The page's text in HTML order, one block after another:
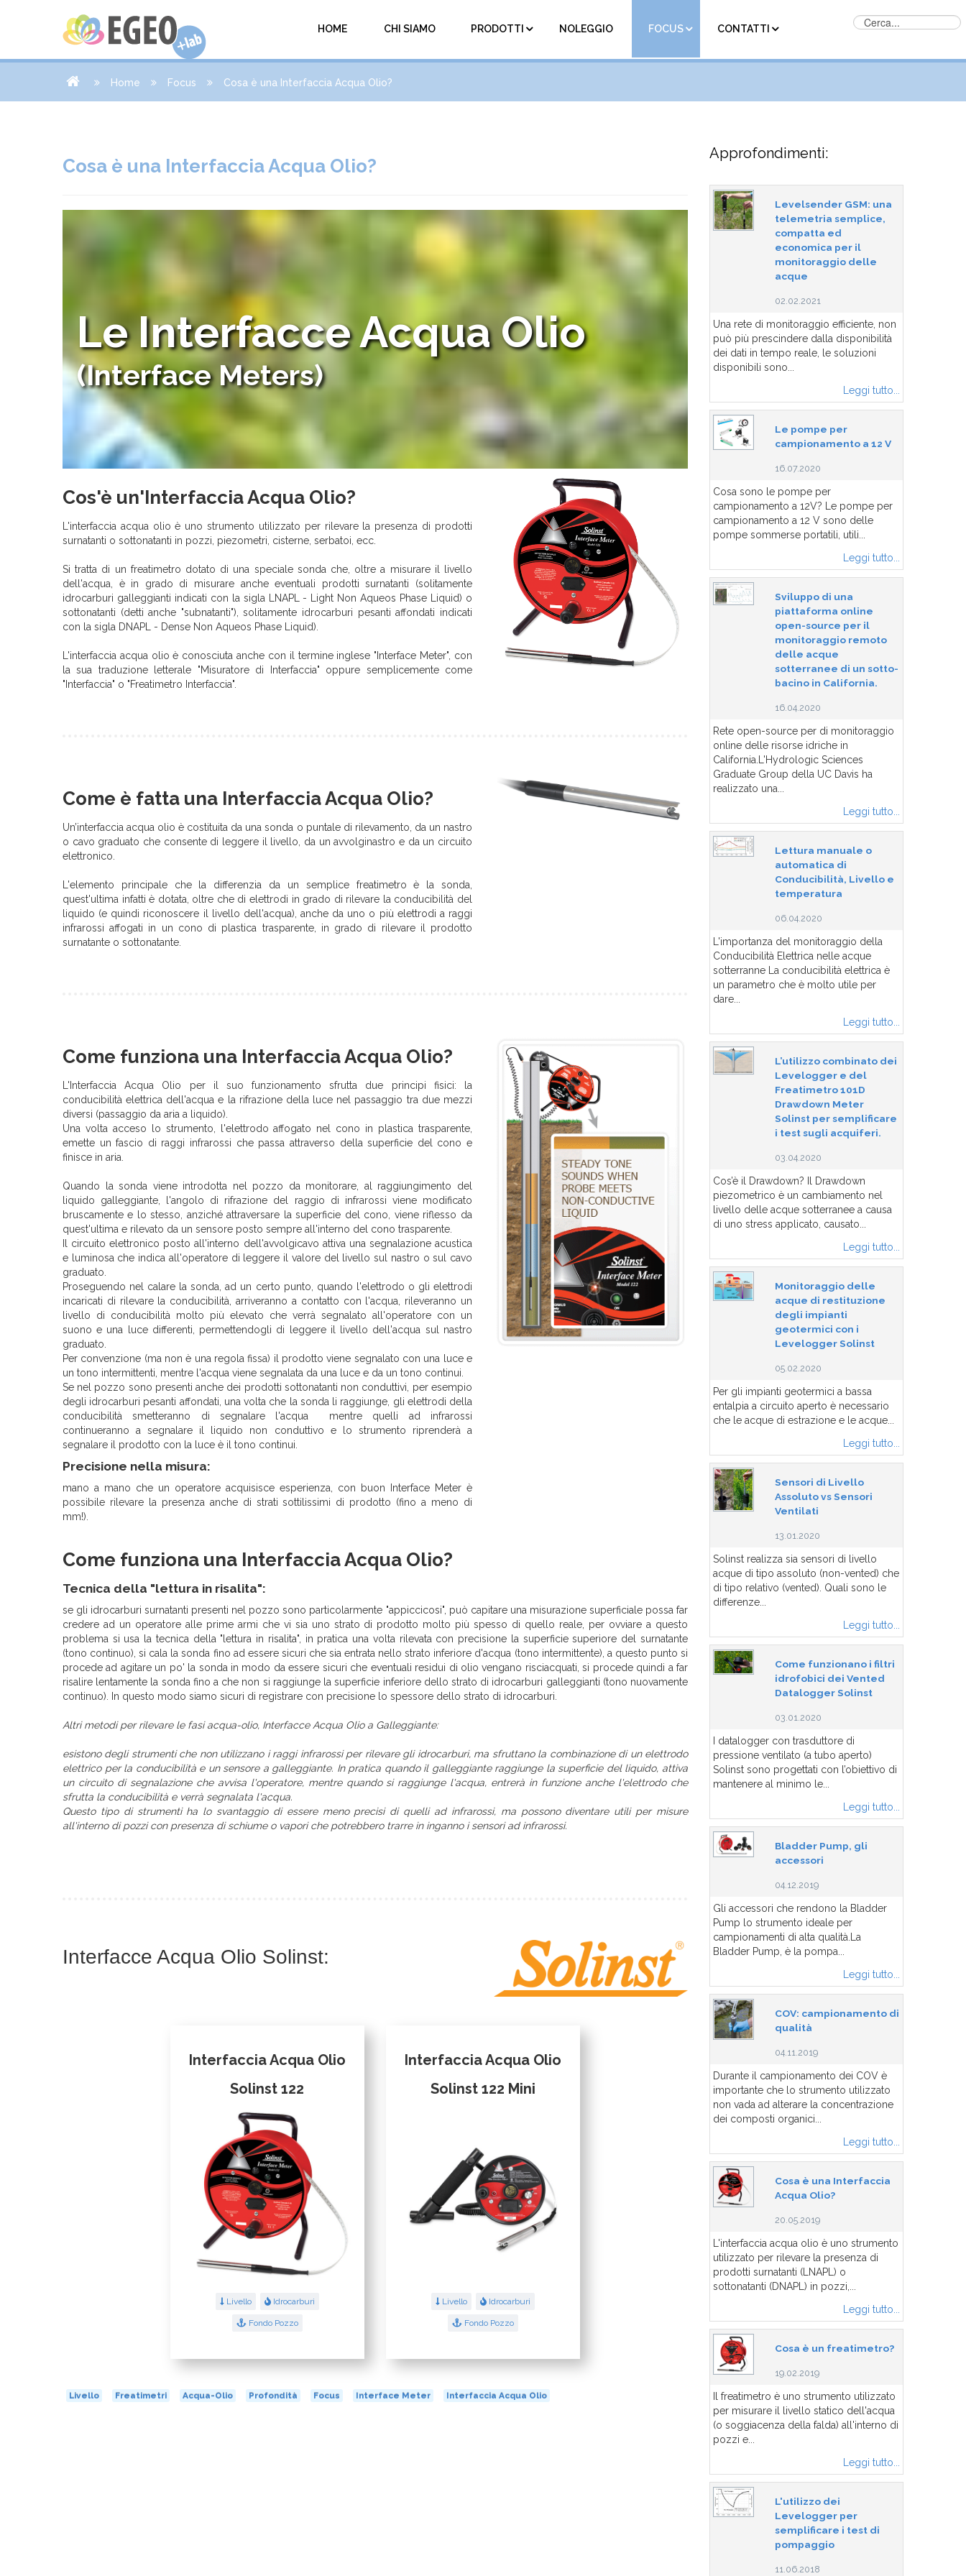
HOME CHI SIAMO PRODOTTI NOLEGGIO FOCUS CONTATTI
Home Focus Cosa è una Interfaccia Acqua Olio?
Cosa è una Interfaccia Acqua Olio?
Le Interfacce Acqua Olio
(Interface Meters)
Cos'è un'Interfaccia Acqua Olio?
L'interfaccia acqua olio è uno strumento utilizzato per rilevare la presenza di prodotti
surnatanti o sottonatanti in pozzi, piezometri, cisterne, serbatoi, ecc.
Si tratta di un freatimetro dotato di una speciale sonda che, oltre a misurare il livello
dell'acqua, è in grado di misurare anche eventuali prodotti surnatanti (solitamente
idrocarburi galleggianti indicati con la sigla LNAPL - Light Non Aqueos Phase Liquid) o
sottonatanti (detti anche "subnatanti"), solitamente idrocarburi pesanti affondati indicati
con la sigla DNAPL - Dense Non Aqueos Phase Liquid).
L'interfaccia acqua olio è conosciuta anche con il termine inglese "Interface Meter", con
la sua traduzione letterale "Misuratore di Interfaccia" oppure semplicemente come
"Interfaccia" o "Freatimetro Interfaccia".
Come è fatta una Interfaccia Acqua Olio?
Un’interfaccia acqua olio è costituita da una sonda o puntale di rilevamento, da un nastro
o cavo graduato che consente di leggere il livello, da un avvolginastro e da un circuito
elettronico.
L'elemento principale che la differenzia da un semplice freatimetro è la sonda,
quest'ultima infatti è dotata, oltre che di elettrodi in grado di rilevare la conducibilità del
liquido (e quindi riconoscere il livello dell'acqua), anche da uno o più elettrodi a raggi
infrarossi affogati in un cono di plastica trasparente, in grado di rilevare il prodotto
surnatante o sottonatante.
Come funziona una Interfaccia Acqua Olio?
L'Interfaccia Acqua Olio per il suo funzionamento sfrutta due principi fisici: la
conducibilità elettrica dell'acqua e la rifrazione della luce nel passaggio tra due mezzi
diversi (passaggio da aria a liquido).
Una volta acceso lo strumento, l'elettrodo affogato nel cono in plastica trasparente,
emette un fascio di raggi infrarossi che passa attraverso della superficie del cono e
finisce in aria.
Quando la sonda viene introdotta nel pozzo da monitorare, al raggiungimento del
liquido galleggiante, l'angolo di rifrazione del raggio di infrarossi viene modificato
bruscamente e lo stesso, anziché attraversare la superficie del cono, viene riflesso da
quest'ultima e rilevato da un sensore posto sempre all'interno del cono trasparente.
Il circuito elettronico posto all'interno dell'avvolgicavo attiva una segnalazione acustica
e luminosa che indica all'operatore di leggere il valore del livello sul nastro o sul cavo
graduato.
Proseguendo nel calare la sonda, ad un certo punto, quando l'elettrodo o gli elettrodi
incaricati di rilevare la conducibilità, arriveranno a contatto con l'acqua, rileveranno un
livello di conducibilità molto più elevato che verrà segnalato all'operatore con un
suono e una luce differenti, permettendogli di leggere il livello dell'acqua sul nastro
graduato.
Per convenzione (ma non è una regola fissa) il prodotto viene segnalato con una luce e
un tono intermittenti, mentre l'acqua viene segnalata da una luce e da un tono continui.
Se nel pozzo sono presenti anche dei prodotti sottonatanti non conduttivi, per esempio
degli idrocarburi pesanti affondati, una volta che la sonda li raggiunge, gli elettrodi della
conducibilità smetteranno di segnalare l'acqua mentre quelli ad infrarossi
continueranno a segnalare il liquido non conduttivo e lo strumento riprenderà a
segnalare il prodotto con la luce è il tono continui.
Precisione nella misura:
mano a mano che un operatore acquisisce esperienza, con buon Interface Meter è
possibile rilevare la presenza anche di strati sottilissimi di prodotto (fino a meno di
mm!).
Come funziona una Interfaccia Acqua Olio?
Tecnica della "lettura in risalita":
se gli idrocarburi surnatanti presenti nel pozzo sono particolarmente "appiccicosi", può capitare una misurazione superficiale possa far
credere ad un operatore alle prime armi che vi sia uno strato di prodotto molto più spesso di quello reale, per ovviare a questo
problema si usa la tecnica della "lettura in risalita", in pratica una volta rilevata con precisione la superficie superiore del surnatante
(tono continuo), si cala la sonda fino ad essere sicuri che sia entrata nello strato inferiore d'acqua (tono intermittente), a questo punto si
procede ad agitare un po' la sonda in modo da essere sicuri che eventuali residui di olio vengano risciacquati, si procede quindi a far
risalire lentamente la sonda fino a che non si raggiunge la superficie inferiore dello strato di idrocarburi galleggianti (tono nuovamente
continuo). In questo modo siamo sicuri di registrare con precisione lo spessore dello strato di idrocarburi.
Altri metodi per rilevare le fasi acqua-olio, Interfacce Acqua Olio a Galleggiante:
esistono degli strumenti che non utilizzano i raggi infrarossi per rilevare gli idrocarburi, ma sfruttano la combinazione di un elettrodo
elettrico per la conducibilità e un sensore a galleggiante. In pratica quando il galleggiante raggiunge la superficie del liquido, attiva
un circuito di segnalazione che avvisa l'operatore, mentre quando si raggiunge l'acqua, entrerà in funzione anche l'elettrodo che
sfrutta la conducibilità e verrà segnalata l'acqua.
Questo tipo di strumenti ha lo svantaggio di essere meno precisi di quelli ad infrarossi, ma possono diventare utili per misure
all'interno di pozzi con presenza di schiume o vapori che potrebbero trarre in inganno i sensori ad infrarossi.
Interfacce Acqua Olio Solinst:
Interfaccia Acqua Olio
Solinst 122
Livello Idrocarburi
Fondo Pozzo
Interfaccia Acqua Olio
Solinst 122 Mini
Livello Idrocarburi
Fondo Pozzo
Livello Freatimetri Acqua-Olio Profondità Focus Interface Meter Interfaccia Acqua Olio
Approfondimenti:
Levelsender GSM: una
telemetria semplice,
compatta ed
economica per il
monitoraggio delle
acque
02.02.2021
Una rete di monitoraggio efficiente, non
può più prescindere dalla disponibilità
dei dati in tempo reale, le soluzioni
disponibili sono...
Leggi tutto...
Le pompe per
campionamento a 12 V
16.07.2020
Cosa sono le pompe per
campionamento a 12V? Le pompe per
campionamento a 12 V sono delle
pompe sommerse portatili, utili...
Leggi tutto...
Sviluppo di una
piattaforma online
open-source per il
monitoraggio remoto
delle acque
sotterranee di un sotto-
bacino in California.
16.04.2020
Rete open-source per di monitoraggio
online delle risorse idriche in
California.L'Hydrologic Sciences
Graduate Group della UC Davis ha
realizzato una...
Leggi tutto...
Lettura manuale o
automatica di
Conducibilità, Livello e
temperatura
06.04.2020
L'importanza del monitoraggio della
Conducibilità Elettrica nelle acque
sotterranne La conducibilità elettrica è
un parametro che è molto utile per
dare...
Leggi tutto...
L’utilizzo combinato dei
Levelogger e del
Freatimetro 101D
Drawdown Meter
Solinst per semplificare
i test sugli acquiferi.
03.04.2020
Cos’è il Drawdown? Il Drawdown
piezometrico è un cambiamento nel
livello delle acque sotterranee a causa
di uno stress applicato, causato...
Leggi tutto...
Monitoraggio delle
acque di restituzione
degli impianti
geotermici con i
Levelogger Solinst
05.02.2020
Per gli impianti geotermici a bassa
entalpia a circuito aperto è necessario
che le acque di estrazione e le acque...
Leggi tutto...
Sensori di Livello
Assoluto vs Sensori
Ventilati
13.01.2020
Solinst realizza sia sensori di livello
acque di tipo assoluto (non-vented) che
di tipo relativo (vented). Quali sono le
differenze...
Leggi tutto...
Come funzionano i filtri
idrofobici dei Vented
Datalogger Solinst
03.01.2020
I datalogger con trasduttore di
pressione ventilato (a tubo aperto)
Solinst sono progettati con l’obiettivo di
mantenere al minimo le...
Leggi tutto...
Bladder Pump, gli
accessori
04.12.2019
Gli accessori che rendono la Bladder
Pump lo strumento ideale per
campionamenti di alta qualità.La
Bladder Pump, è la pompa...
Leggi tutto...
COV: campionamento di
qualità
04.11.2019
Durante il campionamento dei COV è
importante che lo strumento utilizzato
non vada ad alterare la concentrazione
dei composti organici...
Leggi tutto...
Cosa è una Interfaccia
Acqua Olio?
20.05.2019
L'interfaccia acqua olio è uno strumento
utilizzato per rilevare la presenza di
prodotti surnatanti (LNAPL) o
sottonatanti (DNAPL) in pozzi,...
Leggi tutto...
Cosa è un freatimetro?
19.02.2019
Il freatimetro è uno strumento utilizzato
per misurare il livello statico dell'acqua
(o soggiacenza della falda) all'interno di
pozzi e...
Leggi tutto...
L'utilizzo dei
Levelogger per
semplificare i test di
pompaggio
11.06.2018